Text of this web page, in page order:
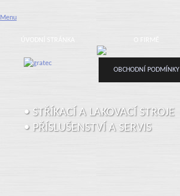
Menu
ÚVODNÍ STRÁNKA O FIRMĚ
OBCHODNÍ PODMÍNKY
• STŘÍKACÍ A LAKOVACÍ STROJE
• PŘÍSLUŠENSTVÍ A SERVIS